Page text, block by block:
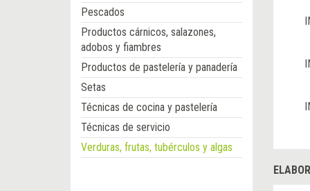
Pescados
Productos cárnicos, salazones,
adobos y fiambres
Productos de pastelería y panadería
Setas
Técnicas de cocina y pastelería
Técnicas de servicio
Verduras, frutas, tubérculos y algas